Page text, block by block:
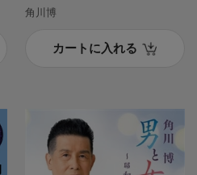
角川博
カートに入れる